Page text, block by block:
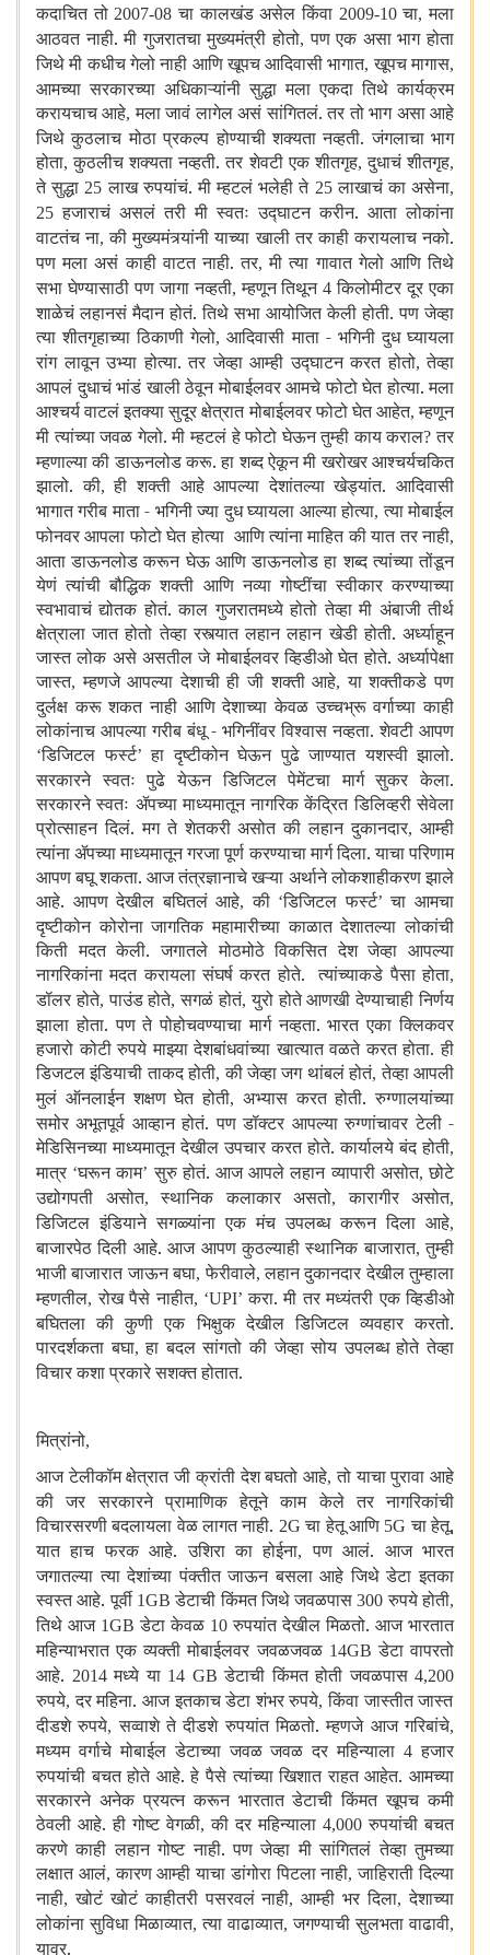
कदाचित तो2007-08 चा कालखंड असेल किंवा 2009-10चा,मला
आठवत नाही. मी गुजरातचा मुख्यमंत्री होतो,पण एक असा भाग होता
जिथे मी कधीच गेलो नाही आणि खूपच आदिवासी भागात,खूपच मागास,
आमच्या सरकारच्या अधिकाऱ्यांनी सुद्धा मला एकदा तिथे कार्यक्रम
करायचाच आहे,मला जावं लागेल असं सांगितलं. तर तो भाग असा आहे
जिथे कुठलाच मोठा प्रकल्प होण्याची शक्यता नव्हती. जंगलाचा भाग
होता,कुठलीच शक्यता नव्हती. तर शेवटी एक शीतगृह,दुधाचं शीतगृह,
ते सुद्धा25 लाख रुपयांचं. मी म्हटलं भलेही ते 25लाखाचं का असेना,
25 हजाराचं असलं तरी मी स्वतः उद्घाटन करीन. आता लोकांना
वाटतंच ना,की मुख्यमंत्र्यांनी याच्या खाली तर काही करायलाच नको.
पण मला असं काही वाटत नाही. तर,मी त्या गावात गेलो आणि तिथे
सभा घेण्यासाठी पण जागा नव्हती,म्हणून तिथून4 किलोमीटर दूर एका
शाळेचं लहानसं मैदान होतं. तिथे सभा आयोजित केली होती. पण जेव्हा
त्या शीतगृहाच्या ठिकाणी गेलो,आदिवासी माता - भगिनी दुध घ्यायला
रांग लावून उभ्या होत्या. तर जेव्हा आम्ही उद्घाटन करत होतो,तेव्हा
आपलं दुधाचं भांडं खाली ठेवून मोबाईलवर आमचे फोटो घेत होत्या. मला
आश्चर्य वाटलं इतक्या सुदूर क्षेत्रात मोबाईलवर फोटो घेत आहेत,म्हणून
मी त्यांच्या जवळ गेलो. मी म्हटलं हे फोटो घेऊन तुम्ही काय कराल?तर
म्हणाल्या की डाऊनलोड करू. हा शब्द ऐकून मी खरोखर आश्चर्यचकित
झालो. की,ही शक्ती आहे आपल्या देशांतल्या खेड्यांत. आदिवासी
भागात गरीब माता - भगिनी ज्या दुध घ्यायला आल्या होत्या,त्या मोबाईल
फोनवर आपला फोटो घेत होत्या आणि त्यांना माहित की यात तर नाही,
आता डाऊनलोड करून घेऊ आणि डाऊनलोड हा शब्द त्यांच्या तोंडून
येणं त्यांची बौद्धिक शक्ती आणि नव्या गोष्टींचा स्वीकार करण्याच्या
स्वभावाचं द्योतक होतं. काल गुजरातमध्ये होतो तेव्हा मी अंबाजी तीर्थ
क्षेत्राला जात होतो तेव्हा रस्त्यात लहान लहान खेडी होती. अर्ध्याहून
जास्त लोक असे असतील जे मोबाईलवर व्हिडीओ घेत होते. अर्ध्यापेक्षा
जास्त,म्हणजे आपल्या देशाची ही जी शक्ती आहे,या शक्तीकडे पण
दुर्लक्ष करू शकत नाही आणि देशाच्या केवळ उच्चभ्रू वर्गाच्या काही
लोकांनाच आपल्या गरीब बंधू - भगिनींवर विश्वास नव्हता. शेवटी आपण
‘डिजिटल फर्स्ट’हा दृष्टीकोन घेऊन पुढे जाण्यात यशस्वी झालो.
सरकारने स्वतः पुढे येऊन डिजिटल पेमेंटचा मार्ग सुकर केला.
सरकारने स्वतः ॲपच्या माध्यमातून नागरिक केंद्रित डिलिव्हरी सेवेला
प्रोत्साहन दिलं. मग ते शेतकरी असोत की लहान दुकानदार,आम्ही
त्यांना ॲपच्या माध्यमातून गरजा पूर्ण करण्याचा मार्ग दिला. याचा परिणाम
आपण बघू शकता. आज तंत्रज्ञानाचे खऱ्या अर्थाने लोकशाहीकरण झाले
आहे. आपण देखील बघितलं आहे,की ‘डिजिटल फर्स्ट’चा आमचा
दृष्टीकोन कोरोना जागतिक महामारीच्या काळात देशातल्या लोकांची
किती मदत केली. जगातले मोठमोठे विकसित देश जेव्हा आपल्या
नागरिकांना मदत करायला संघर्ष करत होते. त्यांच्याकडे पैसा होता,
डॉलर होते,पाउंड होते,सगळं होतं,युरो होते आणखी देण्याचाही निर्णय
झाला होता. पण ते पोहोचवण्याचा मार्ग नव्हता. भारत एका क्लिकवर
हजारो कोटी रुपये माझ्या देशबांधवांच्या खात्यात वळते करत होता. ही
डिजटल इंडियाची ताकद होती,की जेव्हा जग थांबलं होतं,तेव्हा आपली
मुलं ऑनलाईन शक्षण घेत होती, अभ्यास करत होती. रुग्णालयांच्या
समोर अभूतपूर्व आव्हान होतं. पण डॉक्टर आपल्या रुग्णांचावर टेली -
मेडिसिनच्या माध्यमातून देखील उपचार करत होते. कार्यालये बंद होती,
मात्र ‘घरून काम’सुरु होतं. आज आपले लहान व्यापारी असोत,छोटे
उद्योगपती असोत,स्थानिक कलाकार असतो,कारागीर असोत,
डिजिटल इंडियाने सगळ्यांना एक मंच उपलब्ध करून दिला आहे,
बाजारपेठ दिली आहे. आज आपण कुठल्याही स्थानिक बाजारात,तुम्ही
भाजी बाजारात जाऊन बघा,फेरीवाले,लहान दुकानदार देखील तुम्हाला
म्हणतील,रोख पैसे नाहीत, ‘UPI’करा. मी तर मध्यंतरी एक व्हिडीओ
बघितला की कुणी एक भिक्षुक देखील डिजिटल व्यवहार करतो.
पारदर्शकता बघा,हा बदल सांगतो की जेव्हा सोय उपलब्ध होते तेव्हा
विचार कशा प्रकारे सशक्त होतात.
मित्रांनो,
आज टेलीकॉम क्षेत्रात जी क्रांती देश बघतो आहे,तो याचा पुरावा आहे
की जर सरकारने प्रामाणिक हेतूने काम केले तर नागरिकांची
विचारसरणी बदलायला वेळ लागत नाही. 2Gचा हेतू आणि 5Gचा हेतू,
यात हाच फरक आहे. उशिरा का होईना,पण आलं. आज भारत
जगातल्या त्या देशांच्या पंक्तीत जाऊन बसला आहे जिथे डेटा इतका
स्वस्त आहे. पूर्वी 1GBडेटाची किंमत जिथे जवळपास300 रुपये होती,
तिथे आज 1GBडेटा केवळ 10 रुपयांत देखील मिळतो. आज भारतात
महिन्याभरात एक व्यक्ती मोबाईलवर जवळजवळ 14GBडेटा वापरतो
आहे. 2014मध्ये या 14 GBडेटाची किंमत होती जवळपास 4,200
रुपये,दर महिना. आज इतकाच डेटा शंभर रुपये,किंवा जास्तीत जास्त
दीडशे रुपये,सव्वाशे ते दीडशे रुपयांत मिळतो. म्हणजे आज गरिबांचे,
मध्यम वर्गाचे मोबाईल डेटाच्या जवळ जवळ दर महिन्याला4 हजार
रुपयांची बचत होते आहे. हे पैसे त्यांच्या खिशात राहत आहेत. आमच्या
सरकारने अनेक प्रयत्न करून भारतात डेटाची किंमत खूपच कमी
ठेवली आहे. ही गोष्ट वेगळी,की दर महिन्याला 4,000 रुपयांची बचत
करणे काही लहान गोष्ट नाही. पण जेव्हा मी सांगितलं तेव्हा तुमच्या
लक्षात आलं,कारण आम्ही याचा डांगोरा पिटला नाही,जाहिराती दिल्या
नाही,खोटं खोटं काहीतरी पसरवलं नाही,आम्ही भर दिला,देशाच्या
लोकांना सुविधा मिळाव्यात,त्या वाढाव्यात,जगण्याची सुलभता वाढावी,
यावर.